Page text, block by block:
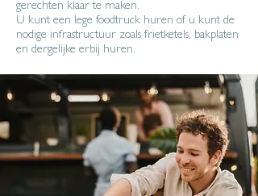
gerechten klaar te maken.
U kunt een lege foodtruck huren of u kunt de
nodige infrastructuur zoals frietketels, bakplaten
en dergelijke erbij huren.